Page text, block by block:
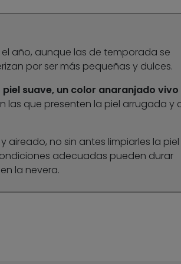
año, aunque las de temporada se
por ser más pequeñas y dulces.
piel suave, un color anaranjado vivo
las que presenten la piel arrugada y
aireado, no sin antes limpiarles la piel
adecuadas pueden durar
la nevera.